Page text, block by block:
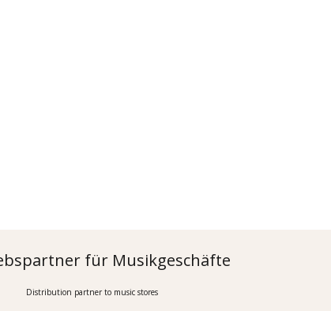
für Musikgeschäfte
Distribution partner to music stores